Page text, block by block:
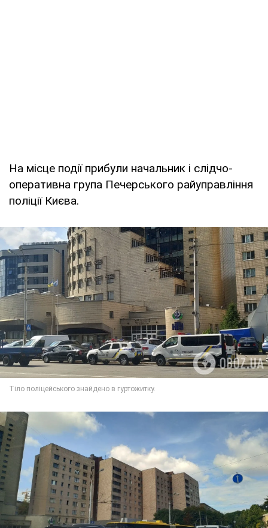
На місце події прибули начальник і слідчо-
оперативна група Печерського райуправління
поліції Києва.